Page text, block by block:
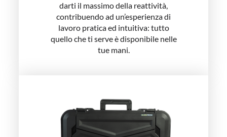
darti il massimo della reattività,
contribuendo ad un’esperienza di
lavoro pratica ed intuitiva: tutto
quello che ti serve è disponibile nelle
tue mani.